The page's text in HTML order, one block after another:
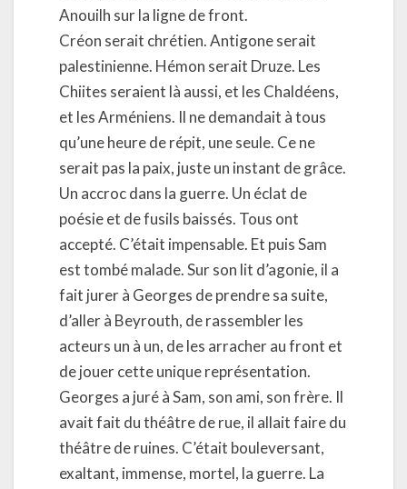
Anouilh sur la ligne de front.
Créon serait chrétien. Antigone serait
palestinienne. Hémon serait Druze. Les
Chiites seraient là aussi, et les Chaldéens,
et les Arméniens. Il ne demandait à tous
qu’une heure de répit, une seule. Ce ne
serait pas la paix, juste un instant de grâce.
Un accroc dans la guerre. Un éclat de
poésie et de fusils baissés. Tous ont
accepté. C’était impensable. Et puis Sam
est tombé malade. Sur son lit d’agonie, il a
fait jurer à Georges de prendre sa suite,
d’aller à Beyrouth, de rassembler les
acteurs un à un, de les arracher au front et
de jouer cette unique représentation.
Georges a juré à Sam, son ami, son frère. Il
avait fait du théâtre de rue, il allait faire du
théâtre de ruines. C’était bouleversant,
exaltant, immense, mortel, la guerre. La